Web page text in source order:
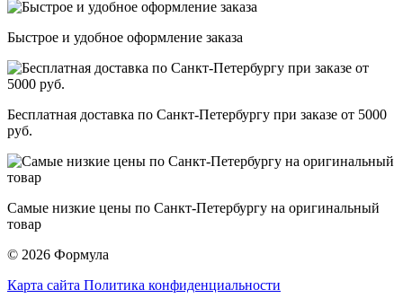
Быстрое и удобное оформление заказа
Бесплатная доставка по Санкт-Петербургу при заказе от 5000
руб.
Самые низкие цены по Санкт-Петербургу на оригинальный
товар
© 2026 Формула
Карта сайта Политика конфиденциальности